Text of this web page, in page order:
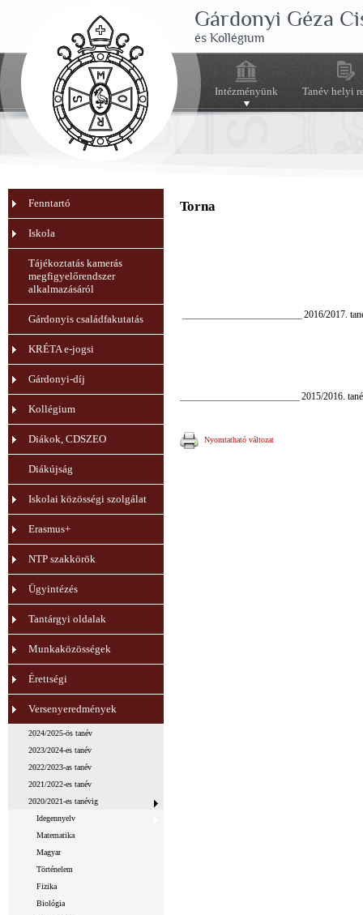
Gárdonyi Géza
és Kollégium
Intézményünk Tanév helyi
Fenntartó
Iskola
Tájékoztatás kamerás
megfigyelőrendszer
alkalmazásáról
Gárdonyis családfakutatás
KRÉTA e-jogsi
Gárdonyi-díj
Kollégium
Diákok, CDSZEO
Diákújság
Iskolai közösségi szolgálat
Erasmus+
NTP szakkörök
Ügyintézés
Tantárgyi oldalak
Munkaközösségek
Érettségi
Versenyeredmények
2024/2025-ös tanév
2023/2024-es tanév
2022/2023-as tanév
2021/2022-es tanév
2020/2021-es tanévig
Idegennyelv
Matematika
Magyar
Történelem
Fizika
Biológia
Torna
2016/2017.
2015/2016.
Nyomtatható változat